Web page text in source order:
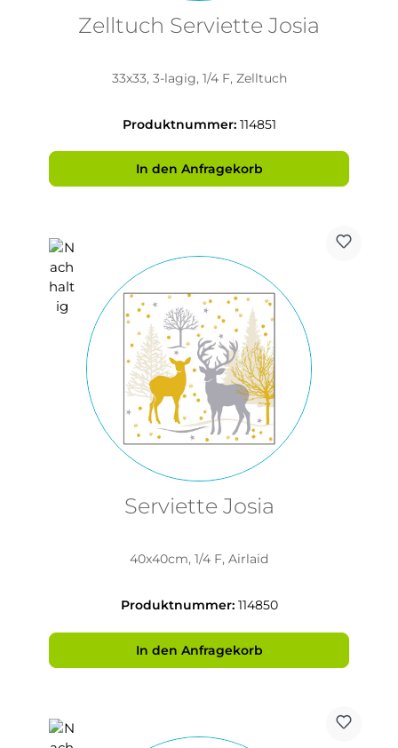
Zelltuch Serviette Josia
33x33, 3-lagig, 1/4 F, Zelltuch
Produktnummer: 114851
In den Anfragekorb
Serviette Josia
40x40cm, 1/4 F, Airlaid
Produktnummer: 114850
In den Anfragekorb